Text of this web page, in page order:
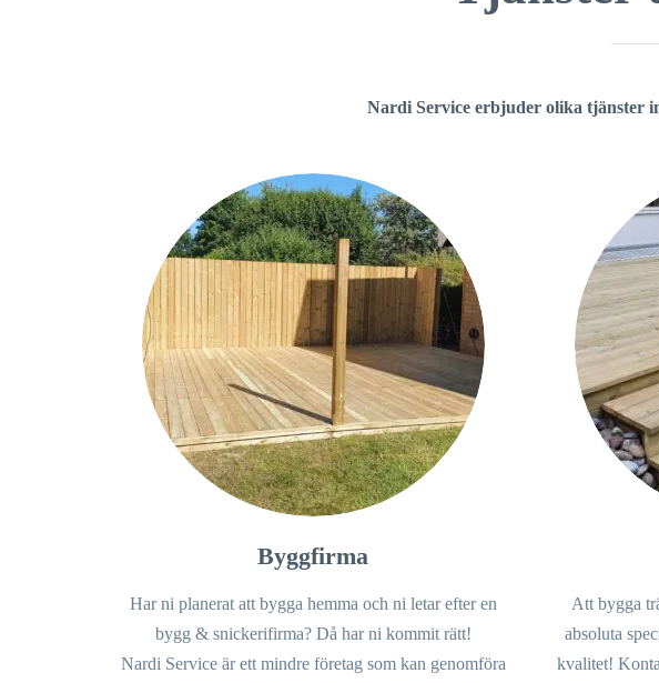
Nardi Service erbjuder olika tjänster
Byggfirma
Har ni planerat att bygga hemma och ni letar efter en
bygg & snickerifirma? Då har ni kommit rätt!
Nardi Service är ett mindre företag som kan genomföra
Att bygga
absoluta
kvalitet!